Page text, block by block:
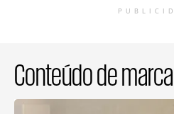
Conteúdo de marca